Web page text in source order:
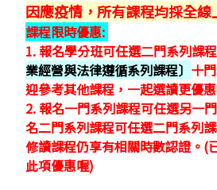
因應疫情，所有課程均採全線
課程限時優惠:
1. 報名學分班可任選二門系列課
業經營與法律遵循系列課程〕 十
迎參考其他課程，一起選讀更優惠
2. 報名一門系列課程可任選另一
名二門系列課程可任選二門系列
修讀課程仍享有相關時數認證。(
此項優惠喔)